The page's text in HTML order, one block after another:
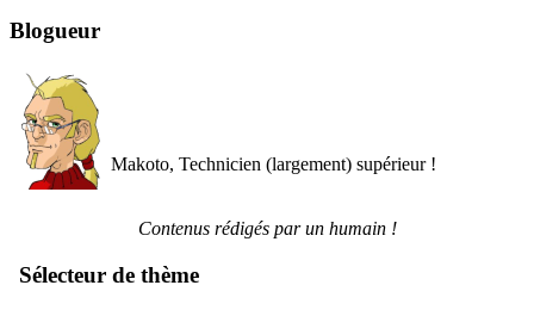
Blogueur
Makoto, Technicien (largement) supérieur !
Contenus rédigés par un humain !
Sélecteur de thème